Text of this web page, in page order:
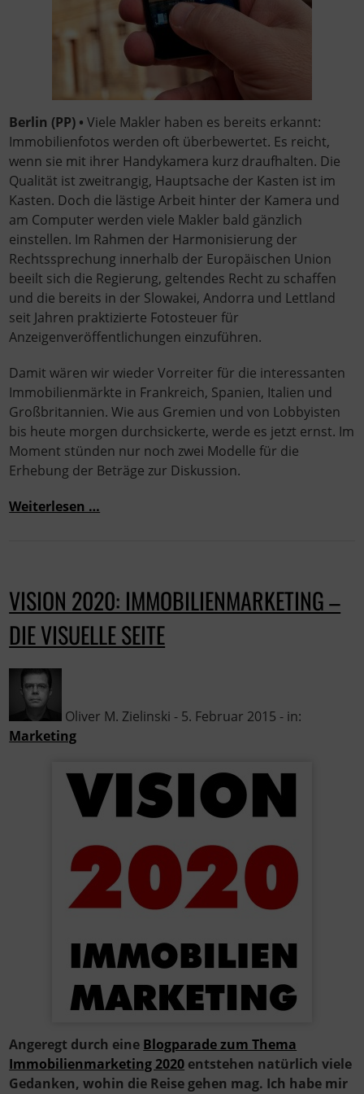
Berlin (PP) •Viele Makler haben es bereits erkannt:
Immobilienfotos werden oft überbewertet. Es reicht,
wenn sie mit ihrer Handykamera kurz draufhalten. Die
Qualität ist zweitrangig, Hauptsache der Kasten ist im
Kasten. Doch die lästige Arbeit hinter der Kamera und
am Computer werden viele Makler bald gänzlich
einstellen. Im Rahmen der Harmonisierung der
Rechtssprechung innerhalb der Europäischen Union
beeilt sich die Regierung, geltendes Recht zu schaffen
und die bereits in der Slowakei, Andorra und Lettland
seit Jahren praktizierte Fotosteuer für
Anzeigenveröffentlichungen einzuführen.
Damit wären wir wieder Vorreiter für die interessanten
Immobilienmärkte in Frankreich, Spanien, Italien und
Großbritannien. Wie aus Gremien und von Lobbyisten
bis heute morgen durchsickerte, werde es jetzt ernst. Im
Moment stünden nur noch zwei Modelle für die
Erhebung der Beträge zur Diskussion.
Weiterlesen …
VISION 2020: IMMOBILIENMARKETING –
DIE VISUELLE SEITE
Oliver M. Zielinski - 5. Februar 2015 - in:
Marketing
Angeregt durch eine Blogparade zum Thema
Immobilienmarketing 2020 entstehen natürlich viele
Gedanken, wohin die Reise gehen mag. Ich habe mir